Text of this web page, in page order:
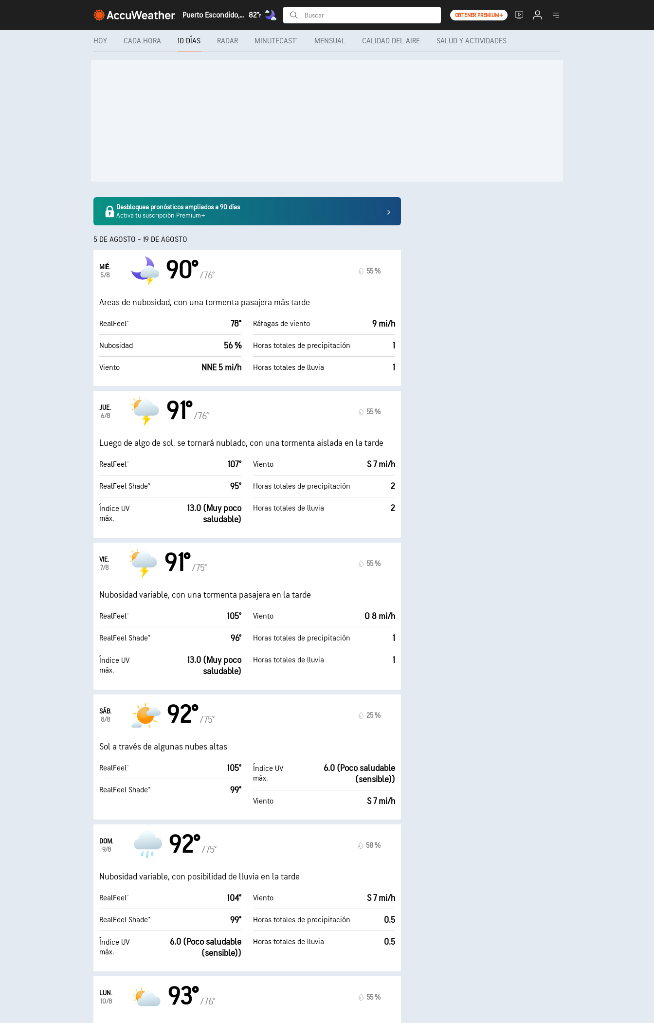
Puerto Escondido, Oaxaca 82°F OBTENER PREMIUM+
HOY CADA HORA 10 DÍAS RADAR MINUTECAST® MENSUAL CALIDAD DEL AIRE SALUD Y ACTIVIDADES
Desbloquea pronósticos ampliados a 90 días
Activa tu suscripción Premium+
5 DE AGOSTO - 19 DE AGOSTO
MIÉ.
5/8
90° /76° 55 %
Areas de nubosidad, con una tormenta pasajera más tarde
RealFeel® 78°
Nubosidad 56 %
Viento NNE 5 mi/h
Ráfagas de viento 9 mi/h
Horas totales de precipitación 1
Horas totales de lluvia 1
JUE.
6/8
91° /76° 55 %
Luego de algo de sol, se tornará nublado, con una tormenta aislada en la tarde
RealFeel® 107°
RealFeel Shade™ 95°
Índice UV
máx.
13.0 (Muy poco
saludable)
Viento S 7 mi/h
Horas totales de precipitación 2
Horas totales de lluvia 2
VIE.
7/8
91° /75° 55 %
Nubosidad variable, con una tormenta pasajera en la tarde
RealFeel® 105°
RealFeel Shade™ 96°
Índice UV
máx.
13.0 (Muy poco
saludable)
Viento O 8 mi/h
Horas totales de precipitación 1
Horas totales de lluvia 1
SÁB.
8/8
92° /75° 25 %
Sol a través de algunas nubes altas
RealFeel® 105°
RealFeel Shade™ 99°
Índice UV
máx.
6.0 (Poco saludable
(sensible))
Viento S 7 mi/h
DOM.
9/8
92° /75° 58 %
Nubosidad variable, con posibilidad de lluvia en la tarde
RealFeel® 104°
RealFeel Shade™ 99°
Índice UV
máx.
6.0 (Poco saludable
(sensible))
Viento S 7 mi/h
Horas totales de precipitación 0.5
Horas totales de lluvia 0.5
LUN.
10/8
93° /76° 55 %